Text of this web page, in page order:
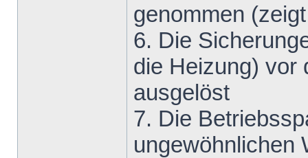
genommen
6. Die
die Heizung) vor
ausgelöst
7. Die
ungewöhnlichen